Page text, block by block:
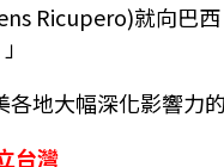
Ricupero)就向巴
地大幅深化影響力
台灣